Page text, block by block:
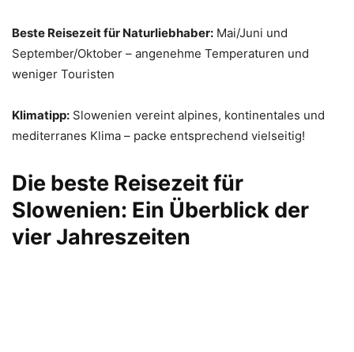
Beste Reisezeit für Naturliebhaber: Mai/Juni und
September/Oktober – angenehme Temperaturen und
weniger Touristen
Klimatipp: Slowenien vereint alpines, kontinentales und
mediterranes Klima – packe entsprechend vielseitig!
Die beste Reisezeit für
Slowenien: Ein Überblick der
vier Jahreszeiten